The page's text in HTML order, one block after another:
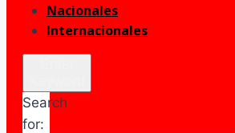
Nacionales
Internacionales
Search
for: